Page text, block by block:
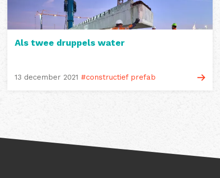
Als twee druppels water
13 december 2021 #constructief prefab